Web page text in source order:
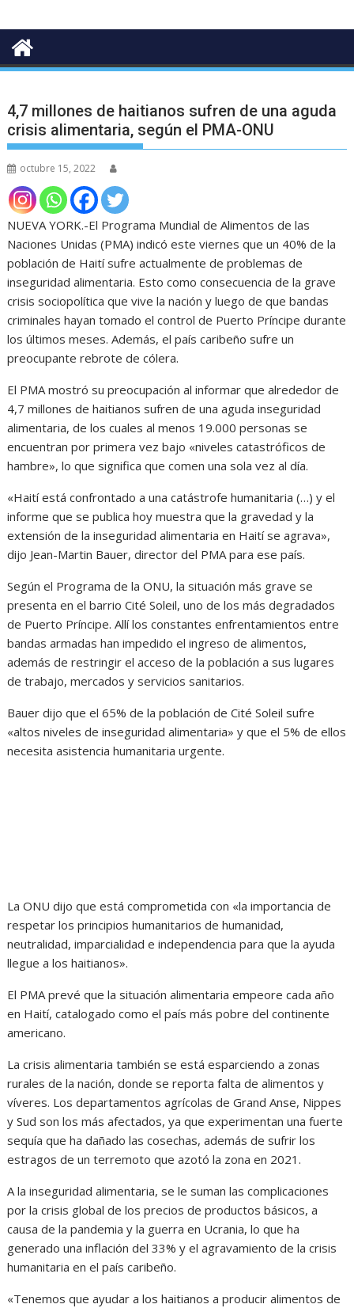
4,7 millones de haitianos sufren de una aguda
crisis alimentaria, según el PMA-ONU
octubre 15, 2022
NUEVA YORK.-El Programa Mundial de Alimentos de las
Naciones Unidas (PMA) indicó este viernes que un 40% de la
población de Haití sufre actualmente de problemas de
inseguridad alimentaria. Esto como consecuencia de la grave
crisis sociopolítica que vive la nación y luego de que bandas
criminales hayan tomado el control de Puerto Príncipe durante
los últimos meses. Además, el país caribeño sufre un
preocupante rebrote de cólera.
El PMA mostró su preocupación al informar que alrededor de
4,7 millones de haitianos sufren de una aguda inseguridad
alimentaria, de los cuales al menos 19.000 personas se
encuentran por primera vez bajo «niveles catastróficos de
hambre», lo que significa que comen una sola vez al día.
«Haití está confrontado a una catástrofe humanitaria (…) y el
informe que se publica hoy muestra que la gravedad y la
extensión de la inseguridad alimentaria en Haití se agrava»,
dijo Jean-Martin Bauer, director del PMA para ese país.
Según el Programa de la ONU, la situación más grave se
presenta en el barrio Cité Soleil, uno de los más degradados
de Puerto Príncipe. Allí los constantes enfrentamientos entre
bandas armadas han impedido el ingreso de alimentos,
además de restringir el acceso de la población a sus lugares
de trabajo, mercados y servicios sanitarios.
Bauer dijo que el 65% de la población de Cité Soleil sufre
«altos niveles de inseguridad alimentaria» y que el 5% de ellos
necesita asistencia humanitaria urgente.
La ONU dijo que está comprometida con «la importancia de
respetar los principios humanitarios de humanidad,
neutralidad, imparcialidad e independencia para que la ayuda
llegue a los haitianos».
El PMA prevé que la situación alimentaria empeore cada año
en Haití, catalogado como el país más pobre del continente
americano.
La crisis alimentaria también se está esparciendo a zonas
rurales de la nación, donde se reporta falta de alimentos y
víveres. Los departamentos agrícolas de Grand Anse, Nippes
y Sud son los más afectados, ya que experimentan una fuerte
sequía que ha dañado las cosechas, además de sufrir los
estragos de un terremoto que azotó la zona en 2021.
A la inseguridad alimentaria, se le suman las complicaciones
por la crisis global de los precios de productos básicos, a
causa de la pandemia y la guerra en Ucrania, lo que ha
generado una inflación del 33% y el agravamiento de la crisis
humanitaria en el país caribeño.
«Tenemos que ayudar a los haitianos a producir alimentos de